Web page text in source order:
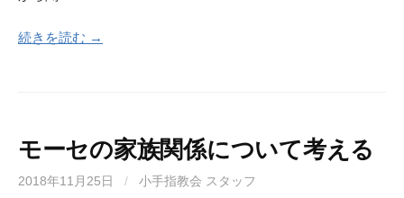
続きを読む →
モーセの家族関係について考える
2018年11月25日 / 小手指教会 スタッフ